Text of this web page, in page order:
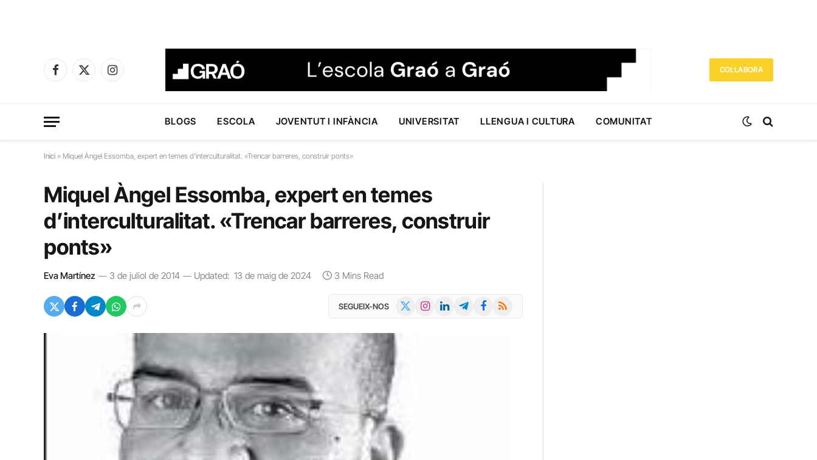
Facebook
X
Instagram
COL·LABORA
BLOGS ESCOLA JOVENTUT I INFÀNCIA UNIVERSITAT LLENGUA I CULTURA COMUNITAT
Inici » Miquel Àngel Essomba, expert en temes d’interculturalitat. «Trencar barreres, construir ponts»
Miquel Àngel Essomba, expert en temes
d’interculturalitat. «Trencar barreres, construir
ponts»
Eva Martínez 3 de juliol de 2014 Updated: 13 de maig de 2024 3 Mins Read
SEGUEIX-NOS InstagramLinkedInTelegramFacebook
RSS